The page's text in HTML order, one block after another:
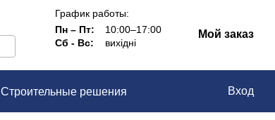
График работы:
Пн – Пт:
10:00–17:00
Сб - Вс:
вихідні
Мой заказ
Строительные решения
Вход